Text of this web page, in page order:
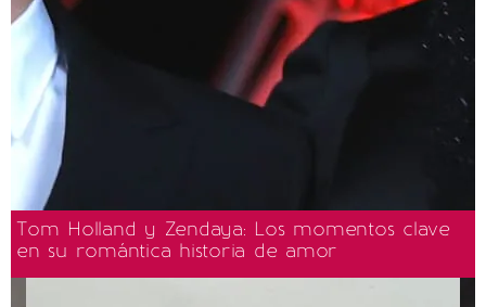
Tom Holland y Zendaya: Los momentos clave
en su romántica historia de amor